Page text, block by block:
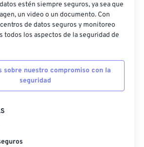
estén siempre seguros, ya sea que
un video o un documento. Con
de datos seguros y monitoreo
todos los aspectos de la seguridad de
sobre nuestro compromiso con la
seguridad